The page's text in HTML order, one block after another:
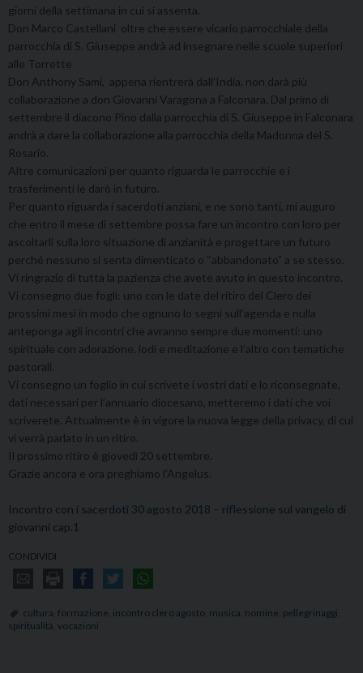
giorni della settimana in cui si assenta.
Don Marco Castellani oltre che essere vicario parrocchiale della
parrocchia di S. Giuseppe andrà ad insegnare nelle scuole superiori
alle Torrette
Don Anthony Sami, appena rientrerà dall’India, non darà più
collaborazione a don Giovanni Varagona a Falconara. Dal primo di
settembre il diacono Pino dalla parrocchia di S. Giuseppe in Falconara
andrà a dare la collaborazione alla parrocchia della Madonna del S.
Rosario.
Altre comunicazioni per quanto riguarda le parrocchie e i
trasferimenti le darò in futuro.
Per quanto riguarda i sacerdoti anziani, e ne sono tanti, mi auguro
che entro il mese di settembre possa fare un incontro con loro per
ascoltarli sulla loro situazione di anzianità e progettare un futuro
perché nessuno si senta dimenticato o “abbandonato” a se stesso.
Vi ringrazio di tutta la pazienza che avete avuto in questo incontro.
Vi consegno due fogli: uno con le date del ritiro del Clero dei
prossimi mesi in modo che ognuno lo segni sull’agenda e nulla
anteponga agli incontri che avranno sempre due momenti: uno
spirituale con adorazione, lodi e meditazione e l’altro con tematiche
pastorali.
Vi consegno un foglio in cui scrivete i vostri dati e lo riconsegnate,
dati necessari per l’annuario diocesano, metteremo i dati che voi
scriverete. Attualmente è in vigore la nuova legge della privacy, di cui
vi verrà parlato in un ritiro.
Il prossimo ritiro è giovedì 20 settembre.
Grazie ancora e ora preghiamo l’Angelus.
Incontro con i sacerdoti 30 agosto 2018 – riflessione sul vangelo di
giovanni cap.1
CONDIVIDI
cultura formazione incontro clero agosto musica nomine pellegrinaggi
spiritualità vocazioni